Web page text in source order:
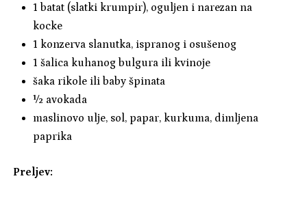
1 batat (slatki krumpir), oguljen i narezan na
kocke
1 konzerva slanutka, ispranog i osušenog
1 šalica kuhanog bulgura ili kvinoje
šaka rikole ili baby špinata
½ avokada
maslinovo ulje, sol, papar, kurkuma, dimljena
paprika
Preljev: